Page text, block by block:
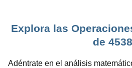
Explora las
de 4538
Adéntrate en el análisis